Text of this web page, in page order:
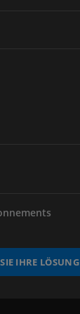
IHRE LÖSUNG